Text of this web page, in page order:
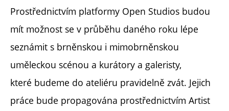
Prostřednictvím platformy Open Studios budou
mít možnost se v průběhu daného roku lépe
seznámit s brněnskou i mimobrněnskou
uměleckou scénou a kurátory a galeristy,
které budeme do ateliéru pravidelně zvát. Jejich
práce bude propagována prostřednictvím Artist